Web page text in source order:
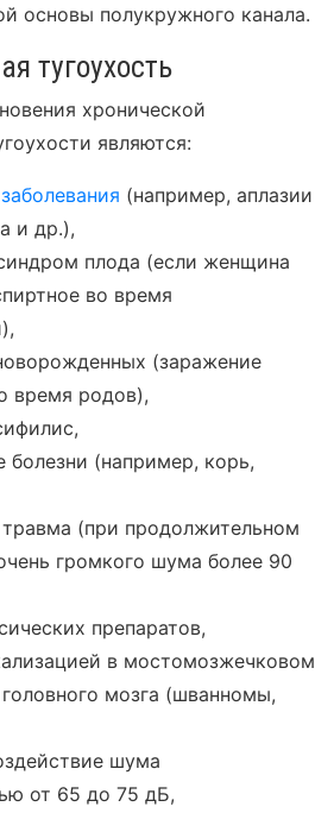
основы полукружного канала.
тугоухость
хронической
являются:
(например, аплазии
и др.),
плода (если женщина
во время
(заражение
время родов),
болезни (например, корь,
травма (при продолжительном
громкого шума более 90
препаратов,
в мостомозжечковом
мозга (шванномы,
шума
от 65 до 75 дБ,